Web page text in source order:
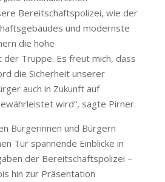
Bereitschaftspolizei, wie der
und modernste
die hohe
Truppe. Es freut mich, dass
die Sicherheit unserer
auch in Zukunft auf
wird“, sagte Pirner.
Bürgerinnen und Bürgern
Tür spannende Einblicke in
der Bereitschaftspolizei –
hin zur Präsentation